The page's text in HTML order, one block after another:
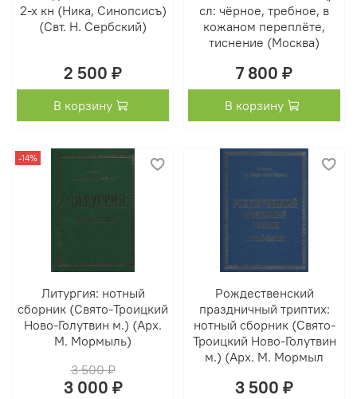
2-х кн (Ника, Синопсисъ)
(Свт. Н. Сербский)
2 500 ₽
В корзину
сл: чёрное, требное, в
кожаном переплёте,
тиснение (Москва)
7 800 ₽
В корзину
-14%
Литургия: нотный
сборник (Свято-Троицкий
Ново-Голутвин м.) (Арх.
М. Мормыль)
3 500 ₽
3 000 ₽
Рождественский
праздничный триптих:
нотный сборник (Свято-
Троицкий Ново-Голутвин
м.) (Арх. М. Мормыл
3 500 ₽